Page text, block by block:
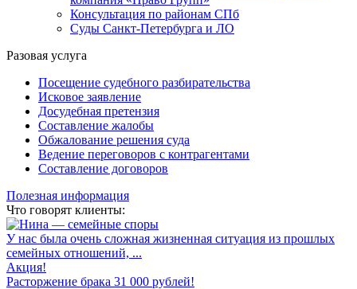
Консультация по районам СПб
Суды Санкт-Петербурга и ЛО
Разовая услуга
Посещение судебного разбирательства
Исковое заявление
Досудебная претензия
Составление жалобы
Обжалование решения суда
Ведение переговоров с контрагентами
Составление договоров
Полезная информация
Что говорят клиенты:
У нас была очень сложная жизненная ситуация из прошлых
семейных отношений, ...
Акция!
Расторжение брака 31 000 рублей!